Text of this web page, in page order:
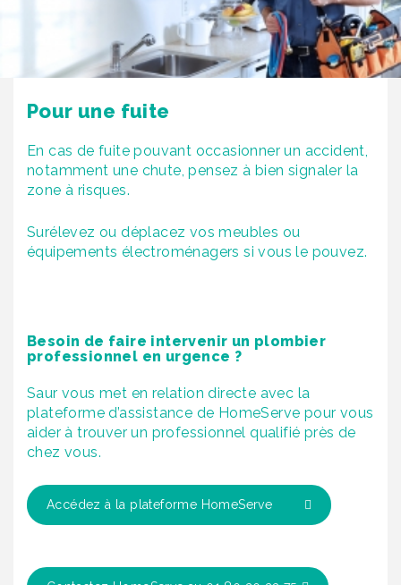
Pour une fuite
En cas de fuite pouvant occasionner un accident,
notamment une chute, pensez à bien signaler la
zone à risques.
Surélevez ou déplacez vos meubles ou
équipements électroménagers si vous le pouvez.
Besoin de faire intervenir un plombier
professionnel en urgence ?
Saur vous met en relation directe avec la
plateforme d’assistance de HomeServe pour vous
aider à trouver un professionnel qualifié près de
chez vous.
Accédez à la plateforme HomeServe